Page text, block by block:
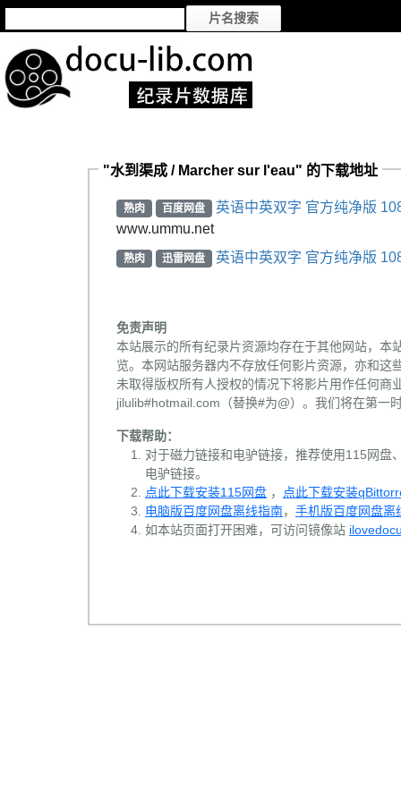
"水到渠成 / Marcher sur l'eau" 的下载地址
熟肉 百度网盘
英语中英双字 官方纯净版
www.ummu.net
熟肉 迅雷网盘 英语中英双字 官方纯净版
免责声明
本站展示的所有纪录片资源均存在于其他网站，本
览。本网站服务器内不存放任何影片资源，亦和
未取得版权所有人授权的情况下将影片用作任何
jilulib#hotmail.com（替换#为@）。我们将在第一
下载帮助：
对于磁力链接和电驴链接，推荐使用115网盘
电驴链接。
点此下载安装115网盘 ，
点此下载安装
电脑版百度网盘离线指南， 手机版百度网盘离
如本站页面打开困难，可访问镜像站